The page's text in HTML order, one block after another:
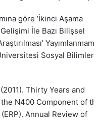
göre ‘İkinci Aşama
Gelişimi İle Bazı Bilişsel
Sosyal Bilimler
Thirty Years and
N400 Component of
Annual Review of